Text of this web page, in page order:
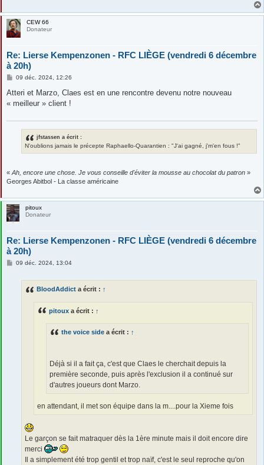
CEW 66
Donateur
Re: Lierse Kempenzonen - RFC LIÈGE (vendredi 6 décembre
à 20h)
M
s
a
09 déc. 2024, 12:26
Atteri et Marzo, Claes est en une rencontre devenu notre nouveau
« meilleur » client !
jfstassen a écrit :
N'oublions jamais le précepte Raphaello-Quarantien : "J'ai gagné, j'm'en fous !"
«Ah, encore une chose. Je vous conseille d'éviter la mousse au chocolat du patron »
Georges Abitbol - La classe américaine
pitoux
Donateur
Re: Lierse Kempenzonen - RFC LIÈGE (vendredi 6 décembre
à 20h)
M09 déc. 2024, 13:04
BloodAddict a écrit : ↑
pitoux a écrit : ↑
the voice side a écrit : ↑
Déjà si il a fait ça, c'est que Claes le cherchait depuis la
première seconde, puis après l'exclusion il a continué sur
d'autres joueurs dont Marzo.
en attendant, il met son équipe dans la m....pour la Xieme fois
Le garçon se fait matraquer dès la 1ère minute mais il doit encore dire
merci
Il a simplement été trop gentil et trop naïf, c'est le seul reproche qu'on